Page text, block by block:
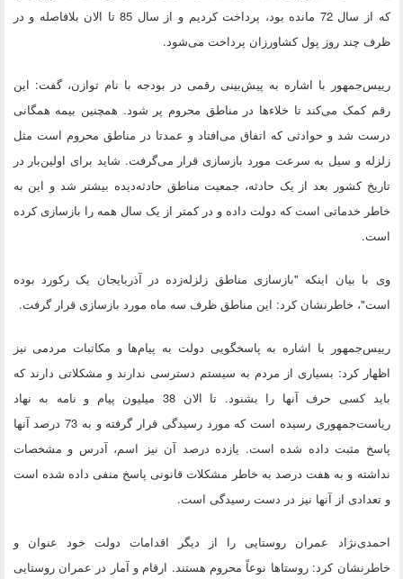
که از سال 72 مانده بود، پرداخت کردیم و از سال 85 تا الان بلافاصله و در
ظرف چند روز پول کشاورزان پرداخت می‌شود.
رییس‌جمهور با اشاره به پیش‌بینی رقمی در بودجه با نام توازن، گفت: این
رقم کمک می‌کند تا خلاءها در مناطق محروم پر شود. همچنین بیمه همگانی
درست شد و حوادثی که اتفاق می‌افتاد و عمدتا در مناطق محروم است مثل
زلزله و سیل به سرعت مورد بازسازی قرار می‌گرفت. شاید برای اولین‌بار در
تاریخ کشور بعد از یک حادثه، جمعیت مناطق حادثه‌دیده بیشتر شد و این به
خاطر خدماتی است که دولت داده و در کمتر از یک سال همه را بازسازی کرده
است.
وی با بیان اینکه "بازسازی مناطق زلزله‌زده در آذربایجان یک رکورد بوده
است"، خاطرنشان کرد: این مناطق ظرف سه ماه مورد بازسازی قرار گرفت.
رییس‌جمهور با اشاره به پاسخگویی دولت به پیام‌ها و مکاتبات مردمی نیز
اظهار کرد: بسیاری از مردم به سیستم دسترسی ندارند و مشکلاتی دارند که
باید کسی حرف آنها را بشنود. تا الان 38 میلیون پیام و نامه به نهاد
ریاست‌جمهوری رسیده است که مورد رسیدگی قرار گرفته و به 73 درصد آنها
پاسخ مثبت داده شده است. یازده درصد آن نیز اسم، آدرس و مشخصات
نداشته و به هفت درصد به خاطر مشکلات قانونی پاسخ منفی داده شده است
و تعدادی از آنها نیز در دست رسیدگی است.
احمدی‌نژاد عمران روستایی را از دیگر اقدامات دولت خود عنوان و
خاطرنشان کرد: روستاها نوعاً محروم هستند. ارقام و آمار در عمران روستایی